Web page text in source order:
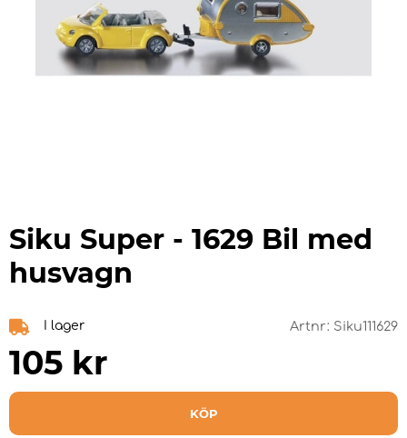
Siku Super - 1629 Bil med
husvagn
I lager Artnr: Siku111629
105 kr
KÖP